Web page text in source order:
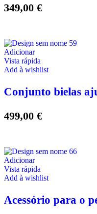
349,00 €
Adicionar
Vista rápida
Add à wishlist
Conjunto bielas
499,00 €
Adicionar
Vista rápida
Add à wishlist
Acessório para o